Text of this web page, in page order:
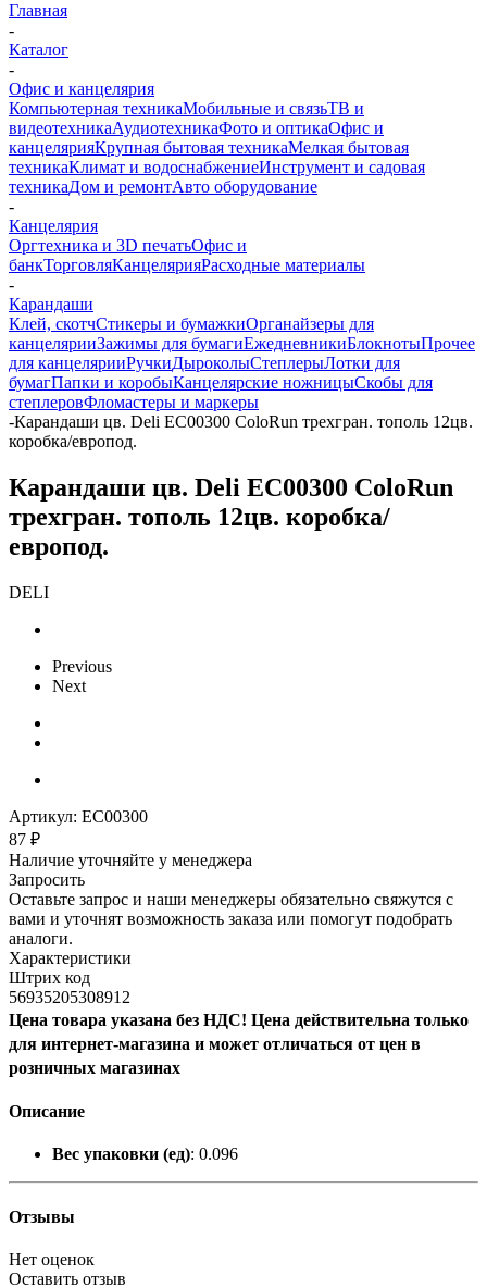
Главная
-
Каталог
-
Офис и канцелярия
Компьютерная техникаМобильные и связьТВ и
видеотехникаАудиотехникаФото и оптикаОфис и
канцелярияКрупная бытовая техникаМелкая бытовая
техникаКлимат и водоснабжениеИнструмент и садовая
техникаДом и ремонтАвто оборудование
-
Канцелярия
Оргтехника и 3D печатьОфис и
банкТорговляКанцелярияРасходные материалы
-
Карандаши
Клей, скотчСтикеры и бумажкиОрганайзеры для
канцелярииЗажимы для бумагиЕжедневникиБлокнотыПрочее
для канцелярииРучкиДыроколыСтеплерыЛотки для
бумагПапки и коробыКанцелярские ножницыСкобы для
степлеровФломастеры и маркеры
-Карандаши цв. Deli EC00300 ColoRun трехгран. тополь 12цв.
коробка/европод.
Карандаши цв. Deli EC00300 ColoRun
трехгран. тополь 12цв. коробка/
европод.
DELI
Previous
Next
Артикул: EC00300
87 ₽
Наличие уточняйте у менеджера
Запросить
Оставьте запрос и наши менеджеры обязательно свяжутся с
вами и уточнят возможность заказа или помогут подобрать
аналоги.
Характеристики
Штрих код
56935205308912
Цена товара указана без НДС! Цена действительна только
для интернет-магазина и может отличаться от цен в
розничных магазинах
Описание
Вес упаковки (ед): 0.096
Отзывы
Нет оценок
Оставить отзыв